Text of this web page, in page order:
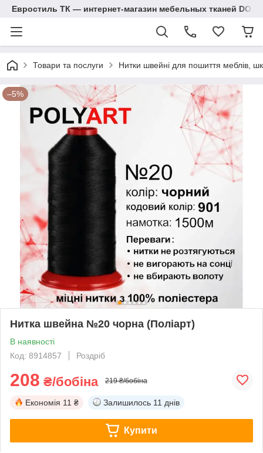
Евростиль ТК — интернет-магазин мебельных тканей
Товари та послуги Нитки швейні для пошиття меблів,
–5%
Нитка швейна №20 чорна (Поліарт)
В наявності
Код: 8914857
Роздріб
208 ₴/бобіна 219 ₴/бобіна
Економія 11 ₴ Залишилось 11 днів
Купити